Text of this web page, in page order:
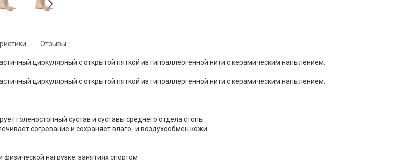
циркулярный с открытой пяткой из гипоаллергенной нити с керамическим напылением.
циркулярный с открытой пяткой из гипоаллергенной нити с керамическим напылением.
голеностопный сустав и суставы среднего отдела стопы
согревание и сохраняет влаго- и воздухообмен кожи
нагрузке, занятиях спортом
Отзывы